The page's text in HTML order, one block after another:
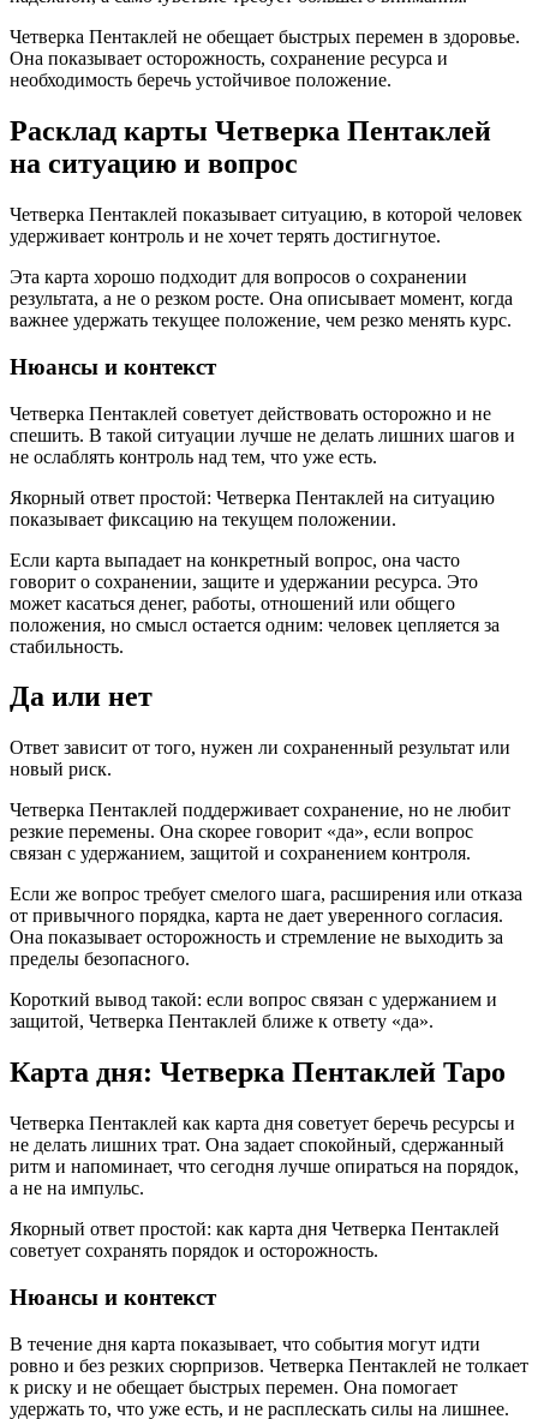
Четверка Пентаклей не обещает быстрых перемен в здоровье.
Она показывает осторожность, сохранение ресурса и
необходимость беречь устойчивое положение.
Расклад карты Четверка Пентаклей
на ситуацию и вопрос
Четверка Пентаклей показывает ситуацию, в которой человек
удерживает контроль и не хочет терять достигнутое.
Эта карта хорошо подходит для вопросов о сохранении
результата, а не о резком росте. Она описывает момент, когда
важнее удержать текущее положение, чем резко менять курс.
Нюансы и контекст
Четверка Пентаклей советует действовать осторожно и не
спешить. В такой ситуации лучше не делать лишних шагов и
не ослаблять контроль над тем, что уже есть.
Якорный ответ простой: Четверка Пентаклей на ситуацию
показывает фиксацию на текущем положении.
Если карта выпадает на конкретный вопрос, она часто
говорит о сохранении, защите и удержании ресурса. Это
может касаться денег, работы, отношений или общего
положения, но смысл остается одним: человек цепляется за
стабильность.
Да или нет
Ответ зависит от того, нужен ли сохраненный результат или
новый риск.
Четверка Пентаклей поддерживает сохранение, но не любит
резкие перемены. Она скорее говорит «да», если вопрос
связан с удержанием, защитой и сохранением контроля.
Если же вопрос требует смелого шага, расширения или отказа
от привычного порядка, карта не дает уверенного согласия.
Она показывает осторожность и стремление не выходить за
пределы безопасного.
Короткий вывод такой: если вопрос связан с удержанием и
защитой, Четверка Пентаклей ближе к ответу «да».
Карта дня: Четверка Пентаклей Таро
Четверка Пентаклей как карта дня советует беречь ресурсы и
не делать лишних трат. Она задает спокойный, сдержанный
ритм и напоминает, что сегодня лучше опираться на порядок,
а не на импульс.
Якорный ответ простой: как карта дня Четверка Пентаклей
советует сохранять порядок и осторожность.
Нюансы и контекст
В течение дня карта показывает, что события могут идти
ровно и без резких сюрпризов. Четверка Пентаклей не толкает
к риску и не обещает быстрых перемен. Она помогает
удержать то, что уже есть, и не расплескать силы на лишнее.